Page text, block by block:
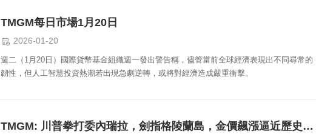
TMGM每日市場1月20日
 2026-01-20
週二（1月20日）國際貨幣基金組織週一發出警告稱，儘管當前全球經濟表現出不同尋常的
韌性，但人工智慧投資熱潮若出現急劇逆轉，或將對經濟造成嚴重衝擊。
TMGM: 川普拳打委內瑞拉，劍指格陵蘭島，金價飆漲逼近歷史巔峰!